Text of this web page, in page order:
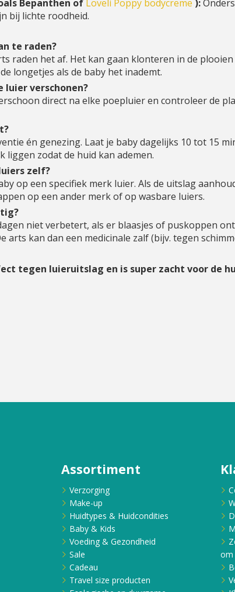
Bepanthen of Loveli Poppy bodycreme ):
bij lichte roodheid.
te raden?
raden het af. Het kan gaan klonteren in de
longetjes als de baby het inademt.
luier verschonen?
direct na elke poepluier en controleer de
én genezing. Laat je baby dagelijks 10 tot 15
liggen zodat de huid kan ademen.
zelf?
op een specifiek merk luier. Als de uitslag
op een ander merk of op wasbare luiers.
niet verbetert, als er blaasjes of puskoppen
arts kan dan een medicinale zalf (bijv. tegen
tegen luieruitslag en is super zacht voor de
Assortiment
Verzorging
Make-up
Huidtypes & Huidcondities
Baby & Kids
Voeding & Gezondheid
Sale
Cadeau
Travel size producten
om